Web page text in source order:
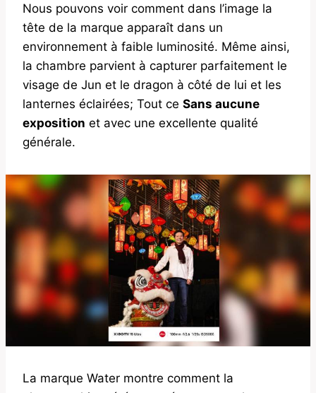
Nous pouvons voir comment dans l’image la
tête de la marque apparaît dans un
environnement à faible luminosité. Même ainsi,
la chambre parvient à capturer parfaitement le
visage de Jun et le dragon à côté de lui et les
lanternes éclairées; Tout ce Sans aucune
exposition et avec une excellente qualité
générale.
La marque Water montre comment la